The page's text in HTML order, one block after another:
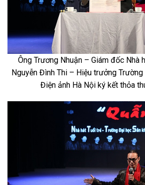
Ông Trương Nhuận – Giám đốc Nhà
Nguyễn Đình Thi – Hiệu trưởng
Điện ảnh Hà Nội ký kết thỏa